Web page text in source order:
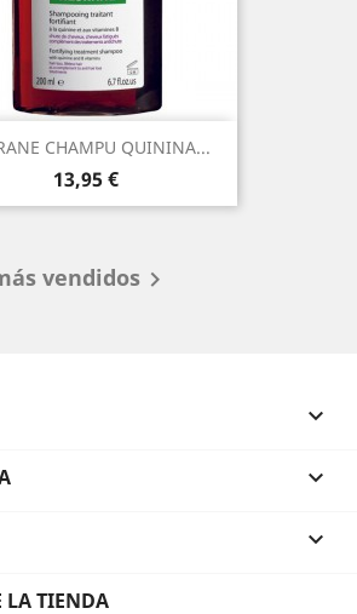
CHAMPU QUININA...
Precio
13,95 €
vendidos 



TIENDA